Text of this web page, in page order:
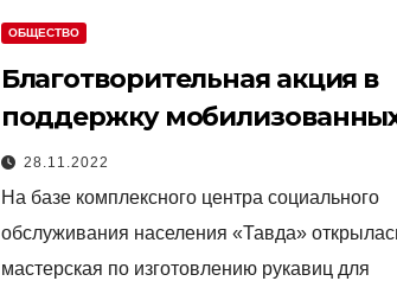
ОБЩЕСТВО
Благотворительная акция в
поддержку
наращивает обороты
28.11.2022
На базе комплексного центра социального
обслуживания населения «Тавда»
мастерская по изготовлению рукавиц для